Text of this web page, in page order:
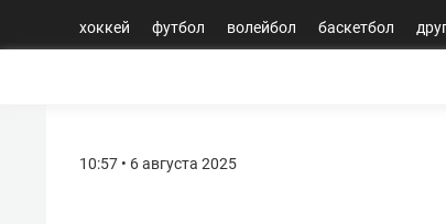
хоккей футбол волейбол баскетбол
10:57 • 6 августа 2025